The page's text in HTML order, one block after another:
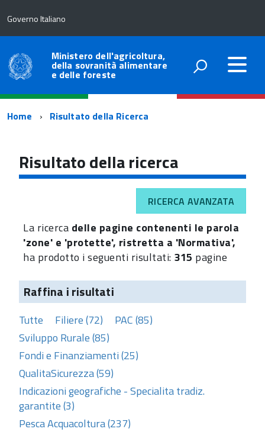
Governo Italiano
Ministero dell'agricoltura,
della sovranità alimentare
e delle foreste
Percorso
navigazione
Home Risultato della Ricerca
Risultato della ricerca
RICERCA AVANZATA
La ricerca delle pagine contenenti le parola
'zone' e 'protette', ristretta a 'Normativa',
ha prodotto i seguenti risultati: 315 pagine
Raffina i risultati
Tutte Filiere (72)
PAC (85)
Sviluppo Rurale (85)
Fondi e Finanziamenti (25)
QualitaSicurezza (59)
Indicazioni geografiche - Specialita tradiz.
garantite (3)
Pesca Acquacoltura (237)